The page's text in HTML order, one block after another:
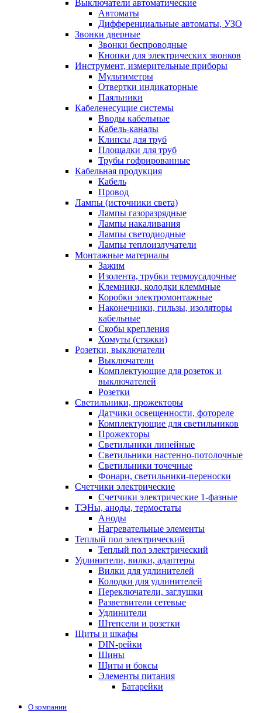
Выключатели автоматические
Автоматы
Дифференциальные автоматы, УЗО
Звонки дверные
Звонки беспроводные
Кнопки для электрических звонков
Инструмент, измерительные приборы
Мультиметры
Отвертки индикаторные
Паяльники
Кабеленесущие системы
Вводы кабельные
Кабель-каналы
Клипсы для труб
Площадки для труб
Трубы гофрированные
Кабельная продукция
Кабель
Провод
Лампы (источники света)
Лампы газоразрядные
Лампы накаливания
Лампы светодиодные
Лампы теплоизлучатели
Монтажные материалы
Зажим
Изолента, трубки термоусадочные
Клемники, колодки клеммные
Коробки электромонтажные
Наконечники, гильзы, изоляторы
кабельные
Скобы крепления
Хомуты (стяжки)
Розетки, выключатели
Выключатели
Комплектующие для розеток и
выключателей
Розетки
Светильники, прожекторы
Датчики освещенности, фотореле
Комплектующие для светильников
Прожекторы
Светильники линейные
Светильники настенно-потолочные
Светильники точечные
Фонари, светильники-переноски
Счетчики электрические
Счетчики электрические 1-фазные
ТЭНы, аноды, термостаты
Аноды
Нагревательные элементы
Теплый пол электрический
Теплый пол электрический
Удлинители, вилки, адаптеры
Вилки для удлинителей
Колодки для удлинителей
Переключатели, заглушки
Разветвители сетевые
Удлинители
Штепсели и розетки
Щиты и шкафы
DIN-рейки
Шины
Щиты и боксы
Элементы питания
Батарейки
О компании